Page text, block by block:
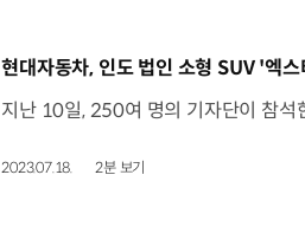
[동영상]
현대자동차, 인도 법인 소형 SUV '엑
2023.07.18. 2분 보기